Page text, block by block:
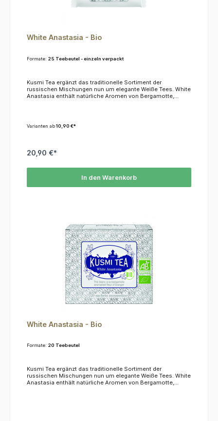
White Anastasia - Bio
Formate: 25 Teebeutel - einzeln verpackt
Kusmi Tea ergänzt das traditionelle Sortiment der
russischen Mischungen nun um elegante Weiße Tees. White
Anastasia enthält natürliche Aromen von Bergamotte,
Varianten ab10,90 €*
20,90 €*
In den Warenkorb
White Anastasia - Bio
Formate: 20 Teebeutel
Kusmi Tea ergänzt das traditionelle Sortiment der
russischen Mischungen nun um elegante Weiße Tees. White
Anastasia enthält natürliche Aromen von Bergamotte,